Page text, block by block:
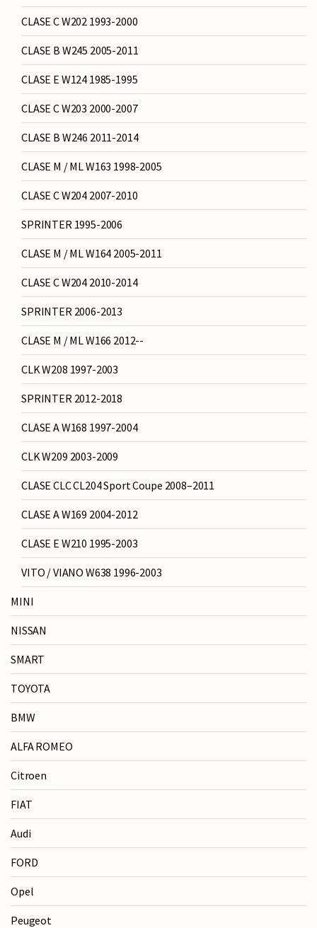
CLASE C W202 1993-2000
CLASE B W245 2005-2011
CLASE E W124 1985-1995
CLASE C W203 2000-2007
CLASE B W246 2011-2014
CLASE M / ML W163 1998-2005
CLASE C W204 2007-2010
SPRINTER 1995-2006
CLASE M / ML W164 2005-2011
CLASE C W204 2010-2014
SPRINTER 2006-2013
CLASE M / ML W166 2012--
CLK W208 1997-2003
SPRINTER 2012-2018
CLASE A W168 1997-2004
CLK W209 2003-2009
CLASE CLC CL204 Sport Coupe 2008–2011
CLASE A W169 2004-2012
CLASE E W210 1995-2003
VITO / VIANO W638 1996-2003
MINI
NISSAN
SMART
TOYOTA
BMW
ALFA ROMEO
Citroen
FIAT
Audi
FORD
Opel
Peugeot